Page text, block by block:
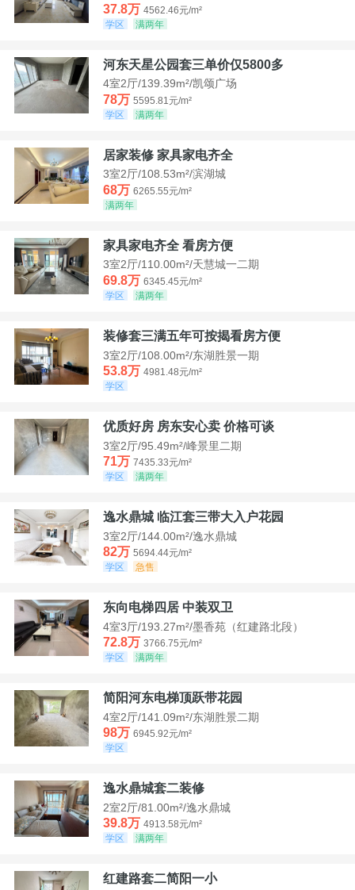
37.8万 4562.46元/m²
学区
满两年
河东天星公园套三单价仅5800多
4室2厅/139.39m²/凯颂广场
78万 5595.81元/m²
学区
满两年
居家装修 家具家电齐全
3室2厅/108.53m²/滨湖城
68万 6265.55元/m²
满两年
家具家电齐全 看房方便
3室2厅/110.00m²/天慧城一二期
69.8万 6345.45元/m²
学区
满两年
装修套三满五年可按揭看房方便
3室2厅/108.00m²/东湖胜景一期
53.8万 4981.48元/m²
学区
优质好房 房东安心卖 价格可谈
3室2厅/95.49m²/峰景里二期
71万 7435.33元/m²
学区
满两年
逸水鼎城 临江套三带大入户花园
3室2厅/144.00m²/逸水鼎城
82万 5694.44元/m²
学区
急售
东向电梯四居 中装双卫
4室3厅/193.27m²/墨香苑（红建路北段）
72.8万 3766.75元/m²
学区
满两年
简阳河东电梯顶跃带花园
4室2厅/141.09m²/东湖胜景二期
98万 6945.92元/m²
学区
逸水鼎城套二装修
2室2厅/81.00m²/逸水鼎城
39.8万 4913.58元/m²
学区
满两年
红建路套二简阳一小